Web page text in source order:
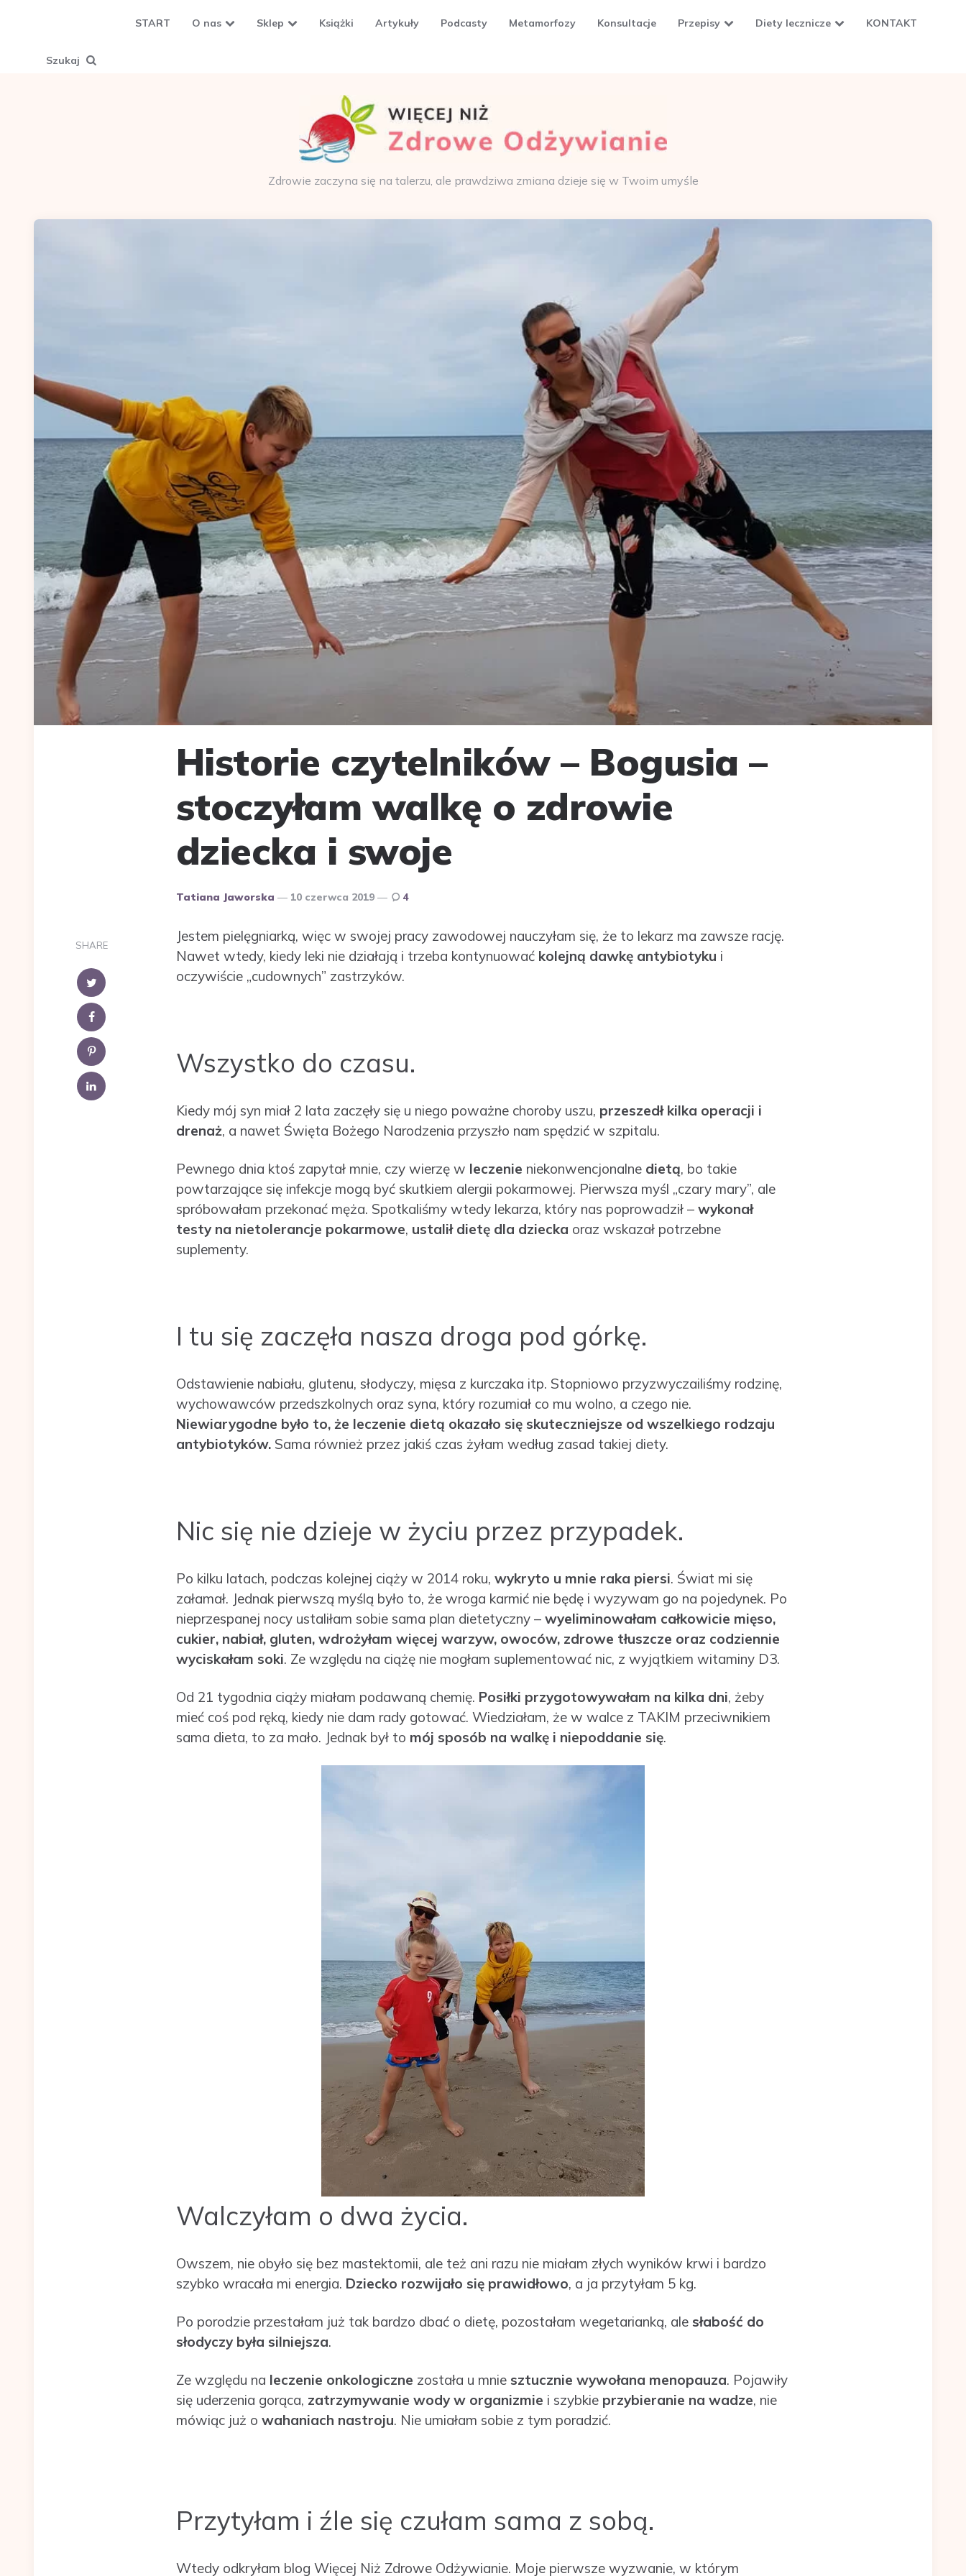
START O nas Sklep Książki Artykuły Podcasty Metamorfozy Konsultacje Przepisy Diety lecznicze KONTAKT
Szukaj
Zdrowie zaczyna się na talerzu, ale prawdziwa zmiana dzieje się w Twoim umyśle
Historie czytelników – Bogusia –
stoczyłam walkę o zdrowie
dziecka i swoje
Dodane
Tatiana Jaworska 10 czerwca 2019 4
SHARE
Jestem pielęgniarką, więc w swojej pracy zawodowej nauczyłam się, że to lekarz ma zawsze rację.
Nawet wtedy, kiedy leki nie działają i trzeba kontynuować kolejną dawkę antybiotyku i
oczywiście „cudownych” zastrzyków.
Wszystko do czasu.
Kiedy mój syn miał 2 lata zaczęły się u niego poważne choroby uszu, przeszedł kilka operacji i
drenaż, a nawet Święta Bożego Narodzenia przyszło nam spędzić w szpitalu.
Pewnego dnia ktoś zapytał mnie, czy wierzę w leczenie niekonwencjonalne dietą, bo takie
powtarzające się infekcje mogą być skutkiem alergii pokarmowej. Pierwsza myśl „czary mary”, ale
spróbowałam przekonać męża. Spotkaliśmy wtedy lekarza, który nas poprowadził – wykonał
testy na nietolerancje pokarmowe, ustalił dietę dla dziecka oraz wskazał potrzebne
suplementy.
I tu się zaczęła nasza droga pod górkę.
Odstawienie nabiału, glutenu, słodyczy, mięsa z kurczaka itp. Stopniowo przyzwyczailiśmy rodzinę,
wychowawców przedszkolnych oraz syna, który rozumiał co mu wolno, a czego nie.
Niewiarygodne było to, że leczenie dietą okazało się skuteczniejsze od wszelkiego rodzaju
antybiotyków.Sama również przez jakiś czas żyłam według zasad takiej diety.
Nic się nie dzieje w życiu przez przypadek.
Po kilku latach, podczas kolejnej ciąży w 2014 roku, wykryto u mnie raka piersi. Świat mi się
załamał. Jednak pierwszą myślą było to, że wroga karmić nie będę i wyzywam go na pojedynek. Po
nieprzespanej nocy ustaliłam sobie sama plan dietetyczny – wyeliminowałam całkowicie mięso,
cukier, nabiał, gluten, wdrożyłam więcej warzyw, owoców, zdrowe tłuszcze oraz codziennie
wyciskałam soki. Ze względu na ciążę nie mogłam suplementować nic, z wyjątkiem witaminy D3.
Od 21 tygodnia ciąży miałam podawaną chemię. Posiłki przygotowywałam na kilka dni, żeby
mieć coś pod ręką, kiedy nie dam rady gotować. Wiedziałam, że w walce z TAKIM przeciwnikiem
sama dieta, to za mało. Jednak był to mój sposób na walkę i niepoddanie się.
Walczyłam o dwa życia.
Owszem, nie obyło się bez mastektomii, ale też ani razu nie miałam złych wyników krwi i bardzo
szybko wracała mi energia. Dziecko rozwijało się prawidłowo, a ja przytyłam 5 kg.
Po porodzie przestałam już tak bardzo dbać o dietę, pozostałam wegetarianką, ale słabość do
słodyczy była silniejsza.
Ze względu na leczenie onkologiczne została u mnie sztucznie wywołana menopauza. Pojawiły
się uderzenia gorąca, zatrzymywanie wody w organizmie i szybkie przybieranie na wadze, nie
mówiąc już o wahaniach nastroju. Nie umiałam sobie z tym poradzić.
Przytyłam i źle się czułam sama z sobą.
Wtedy odkryłam blog Więcej Niż Zdrowe Odżywianie. Moje pierwsze wyzwanie, w którym